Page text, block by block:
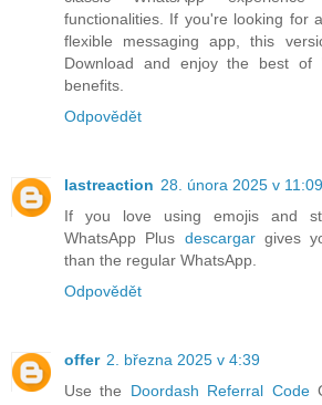
functionalities. If you're looking for
flexible messaging app, this
Download and enjoy the best of
benefits.
Odpovědět
lastreaction 28. února 2025 v 11:09
If you love using emojis and
WhatsApp Plus descargargives
than the regular WhatsApp.
Odpovědět
offer 2. března 2025 v 4:39
Use the Doordash Referral Code